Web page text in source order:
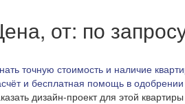
от: по
точную стоимость и наличие
и бесплатная помощь в одобрении
дизайн-проект для этой квартиры